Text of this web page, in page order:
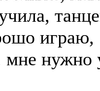
играю,
мне нужно